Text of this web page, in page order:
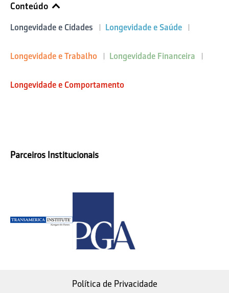
Conteúdo
Longevidade e Cidades Longevidade e Saúde
Longevidade e Trabalho Longevidade Financeira
Longevidade e Comportamento
Parceiros Institucionais
Política de Privacidade